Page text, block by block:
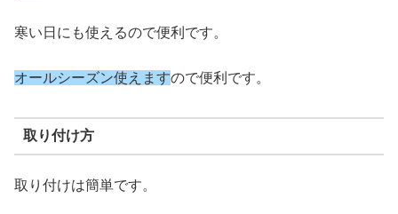
寒い日にも使えるので便利です。
オールシーズン使えますので便利です。
取り付け方
取り付けは簡単です。